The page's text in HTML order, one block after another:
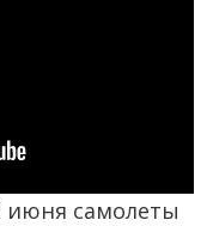
июня самолеты